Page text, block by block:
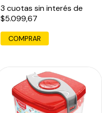
3 cuotas sin interés de
$5.099,67